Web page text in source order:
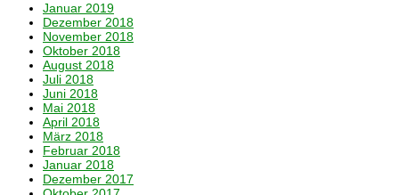
Januar 2019
Dezember 2018
November 2018
Oktober 2018
August 2018
Juli 2018
Juni 2018
Mai 2018
April 2018
März 2018
Februar 2018
Januar 2018
Dezember 2017